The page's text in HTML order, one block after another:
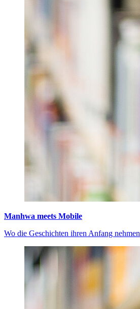
Manhwa meets Mobile
Wo die Geschichten ihren Anfang nehmen